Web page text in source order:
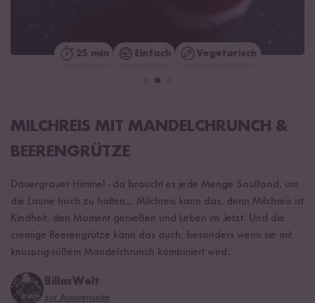
25 min Einfach Vegetarisch
MILCHREIS MIT MANDELCHRUNCH &
BEERENGRÜTZE
Dauergrauer Himmel - da braucht es jede Menge Soulfood, um
die Laune hoch zu halten... Milchreis kann das, denn Milchreis ist
Kindheit, den Moment genießen und Leben im Jetzt. Und die
cremige Beerengrütze kann das auch, besonders wenn sie mit
knusprig-süßem Mandelchrunch kombiniert wird.
BillasWelt
zur Autorenseite